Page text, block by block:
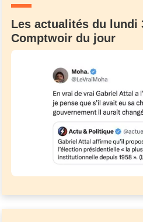
Les actualités du lundi
Comptwoir du jour